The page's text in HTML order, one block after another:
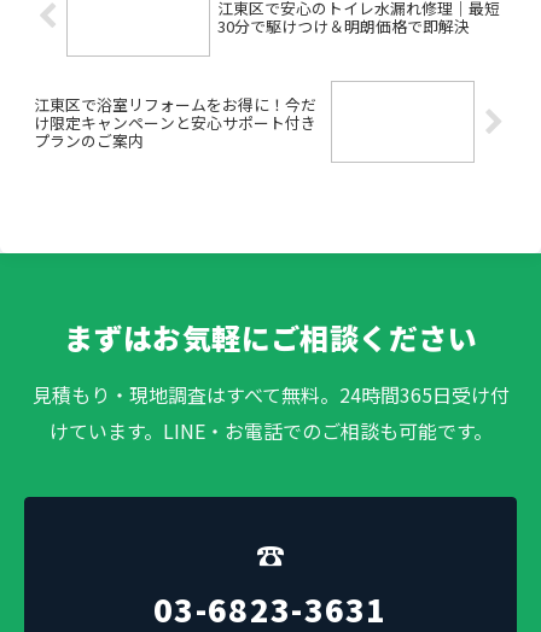
江東区で安心のトイレ水漏れ修理｜最短
30分で駆けつけ＆明朗価格で即解決
江東区で浴室リフォームをお得に！今だ
け限定キャンペーンと安心サポート付き
プランのご案内
まずはお気軽にご相談ください
見積もり・現地調査はすべて無料。24時間365日受け付
けています。LINE・お電話でのご相談も可能です。
☎
03-6823-3631